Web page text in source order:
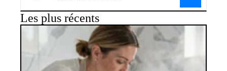
Les plus récents